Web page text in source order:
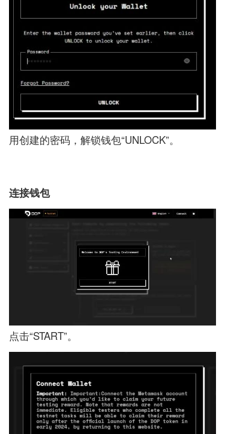
用创建的密码，解锁钱包“UNLOCK”。
连接钱包
点击“START”。